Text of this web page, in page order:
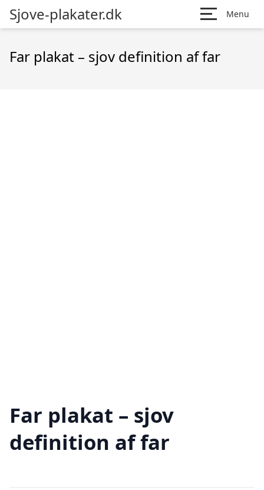
Sjove-plakater.dk Menu
Far plakat – sjov definition af far
Far plakat – sjov
definition af far